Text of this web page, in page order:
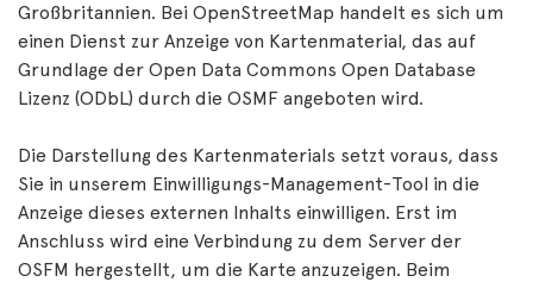
Großbritannien. Bei OpenStreetMap handelt es sich um
einen Dienst zur Anzeige von Kartenmaterial, das auf
Grundlage der Open Data Commons Open Database
Lizenz (ODbL) durch die OSMF angeboten wird.
Die Darstellung des Kartenmaterials setzt voraus, dass
Sie in unserem Einwilligungs-Management-Tool in die
Anzeige dieses externen Inhalts einwilligen. Erst im
Anschluss wird eine Verbindung zu dem Server der
OSFM hergestellt, um die Karte anzuzeigen. Beim